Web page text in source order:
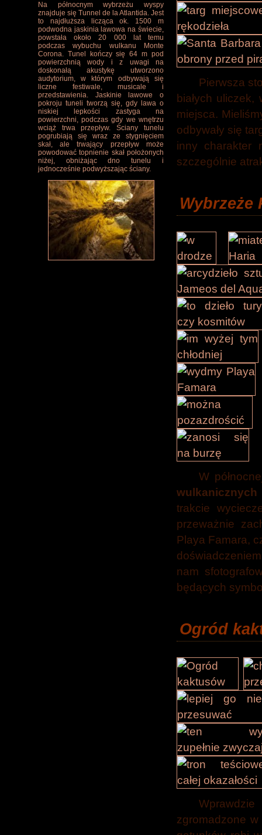
Na północnym wybrzeżu wyspy
znajduje się Tunnel de la Atlantida. Jest
to najdłuższa licząca ok. 1500 m
podwodna jaskinia lawowa na świecie,
powstała około 20 000 lat temu
podczas wybuchu wulkanu Monte
Corona. Tunel kończy się 64 m pod
powierzchnią wody i z uwagi na
doskonałą akustykę utworzono
audytorium, w którym odbywają się
liczne festiwale, musicale i
przedstawienia. Jaskinie lawowe o
pokroju tuneli tworzą się, gdy lawa o
niskiej lepkości zastyga na
powierzchni, podczas gdy we wnętrzu
wciąż trwa przepływ. Ściany tunelu
pogrubiają się wraz ze stygnięciem
skał, ale trwający przepływ może
powodować topnienie skał położonych
niżej, obniżając dno tunelu i
jednocześnie podwyższając ściany.
Pierwsza
białych
miejsca.
odbywały się
inny charakter
szczególnie
Wybrzeże
W
wulkanicznych
trakcie
przeważnie
Playa Famara,
nam
będących
Ogród
zgromadzone